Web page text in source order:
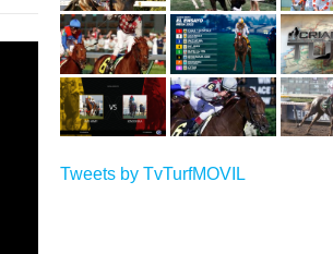
Tweets by TvTurfMOVIL